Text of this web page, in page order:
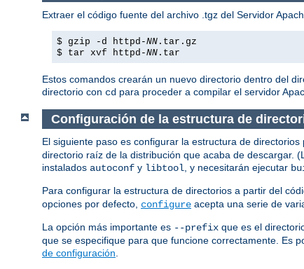
Extraer el código fuente del archivo .tgz del Servidor
$ gzip -d httpd-NN .tar.gz
$ tar xvf httpd-NN .tar
Estos comandos crearán un nuevo directorio dentro del
directorio con cd para proceder a compilar el servidor
Configuración de la estructura de
El siguiente paso es configurar la estructura de
directorio raíz de la distribución que acaba de descargar.
instalados autoconf y libtool, y necesitarán ejecutar
Para configurar la estructura de directorios a partir del
opciones por defecto, configure acepta una serie de
La opción más importante es --prefix que es el
que se especifique para que funcione correctamente. Es
de configuración.